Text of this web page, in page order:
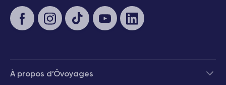
À propos d’Ôvoyages